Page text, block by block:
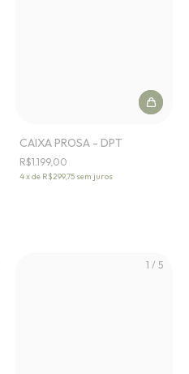
CAIXA PROSA - DPT
R$1.199,00
4xde R$299,75 sem juros
1 / 5